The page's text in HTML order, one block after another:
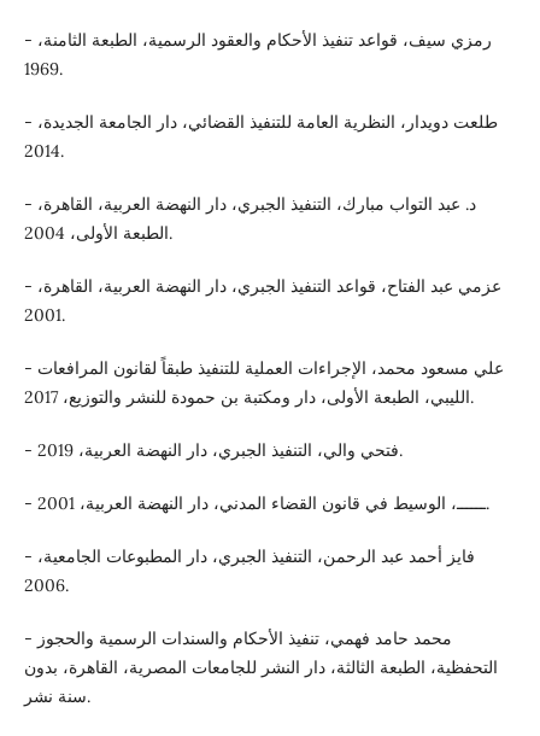
- رمزي سيف، قواعد تنفيذ الأحكام والعقود الرسمية، الطبعة الثامنة،
1969.
- طلعت دويدار، النظرية العامة للتنفيذ القضائي، دار الجامعة الجديدة،
2014.
- د. عبد التواب مبارك، التنفيذ الجبري، دار النهضة العربية، القاهرة،
الطبعة الأولى، 2004.
- عزمي عبد الفتاح، قواعد التنفيذ الجبري، دار النهضة العربية، القاهرة،
2001.
- علي مسعود محمد، الإجراءات العملية للتنفيذ طبقاً لقانون المرافعات
الليبي، الطبعة الأولى، دار ومكتبة بن حمودة للنشر والتوزيع، 2017.
- فتحي والي، التنفيذ الجبري، دار النهضة العربية، 2019.
- ــــــ، الوسيط في قانون القضاء المدني، دار النهضة العربية، 2001.
- فايز أحمد عبد الرحمن، التنفيذ الجبري، دار المطبوعات الجامعية،
2006.
- محمد حامد فهمي، تنفيذ الأحكام والسندات الرسمية والحجوز
التحفظية، الطبعة الثالثة، دار النشر للجامعات المصرية، القاهرة، بدون
سنة نشر.